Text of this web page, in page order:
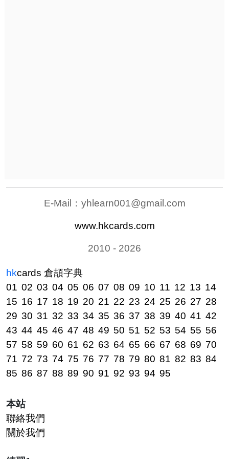
E-Mail： yhlearn001@gmail.com
www.hkcards.com
2010 - 2026
hkcards 倉頡字典
01 02 03 04 05 06 07 08 09 10 11 12 13 14
15 16 17 18 19 20 21 22 23 24 25 26 27 28
29 30 31 32 33 34 35 36 37 38 39 40 41 42
43 44 45 46 47 48 49 50 51 52 53 54 55 56
57 58 59 60 61 62 63 64 65 66 67 68 69 70
71 72 73 74 75 76 77 78 79 80 81 82 83 84
85 86 87 88 89 90 91 92 93 94 95
本站
聯絡我們
關於我們